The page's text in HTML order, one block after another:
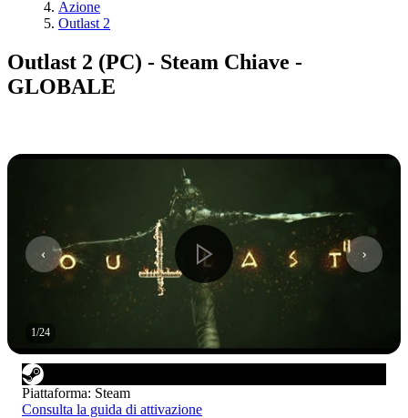
Azione
Outlast 2
Outlast 2 (PC) - Steam Chiave -
GLOBALE
1/24
Piattaforma: Steam
Consulta la guida di attivazione